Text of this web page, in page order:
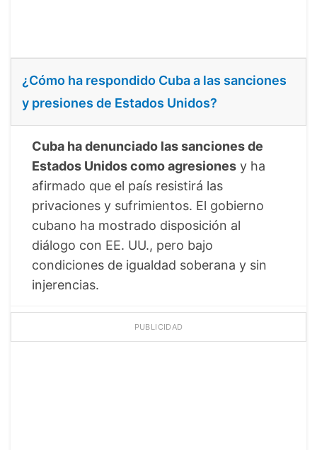
¿Cómo ha respondido Cuba a las sanciones
y presiones de Estados Unidos?
Cuba ha denunciado las sanciones de
Estados Unidos como agresiones y ha
afirmado que el país resistirá las
privaciones y sufrimientos. El gobierno
cubano ha mostrado disposición al
diálogo con EE. UU., pero bajo
condiciones de igualdad soberana y sin
injerencias.
PUBLICIDAD